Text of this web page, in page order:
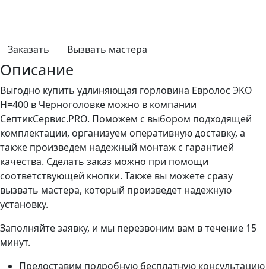
Заказать Вызвать мастера
Описание
Выгодно купить удлиняющая горловина Евролос ЭКО
H=400 в Черноголовке можно в компании
СептикСервис.PRO. Поможем с выбором подходящей
комплектации, организуем оперативную доставку, а
также произведем надежный монтаж с гарантией
качества. Сделать заказ можно при помощи
соответствующей кнопки. Также вы можете сразу
вызвать мастера, который произведет надежную
установку.
Заполняйте заявку, и мы перезвоним вам в течение 15
минут.
Предоставим подробную бесплатную консультацию